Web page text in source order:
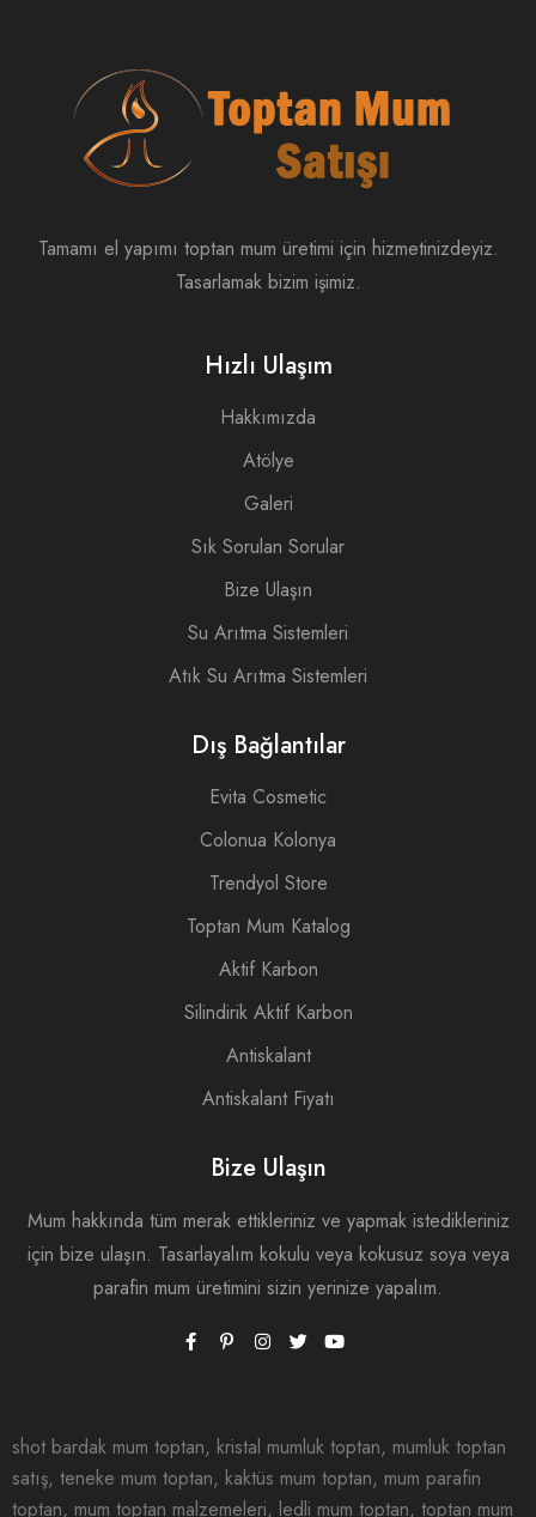
Tamamı el yapımı toptan mum üretimi için hizmetinizdeyiz.
Tasarlamak bizim işimiz.
Hızlı Ulaşım
Hakkımızda
Atölye
Galeri
Sık Sorulan Sorular
Bize Ulaşın
Su Arıtma Sistemleri
Atık Su Arıtma Sistemleri
Dış Bağlantılar
Evita Cosmetic
Colonua Kolonya
Trendyol Store
Toptan Mum Katalog
Aktif Karbon
Silindirik Aktif Karbon
Antiskalant
Antiskalant Fiyatı
Bize Ulaşın
Mum hakkında tüm merak ettikleriniz ve yapmak istedikleriniz
için bize ulaşın. Tasarlayalım kokulu veya kokusuz soya veya
parafin mum üretimini sizin yerinize yapalım.
shot bardak mum toptan, kristal mumluk toptan, mumluk toptan
satış, teneke mum toptan, kaktüs mum toptan, mum parafin
toptan, mum toptan malzemeleri, ledli mum toptan, toptan mum